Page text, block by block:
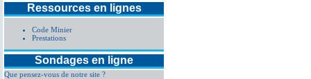
Ressources en lignes
Code Minier
Prestations
Sondages en ligne
Que pensez-vous de notre site ?